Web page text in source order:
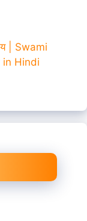
| Swami
in Hindi